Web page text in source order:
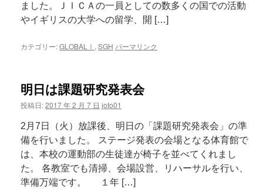
ました。ＪＩＣＡの一員としての数多くの国での活動
やイギリスの大学への留学、開 […]
カテゴリー:GLOBALⅠ , SGH パーマリンク
明日は課題研究発表会
投稿日:2017 年 2 月 7 日 joto01
2月7日（火）放課後、明日の「課題研究発表会」の準
備を行いました。 ステージ発表の会場となる体育館で
は、本校の運動部の生徒達が椅子を並べてくれまし
た。 各教室でも清掃、会場設営、リハーサルを行い、
準備万端です。 １年 […]